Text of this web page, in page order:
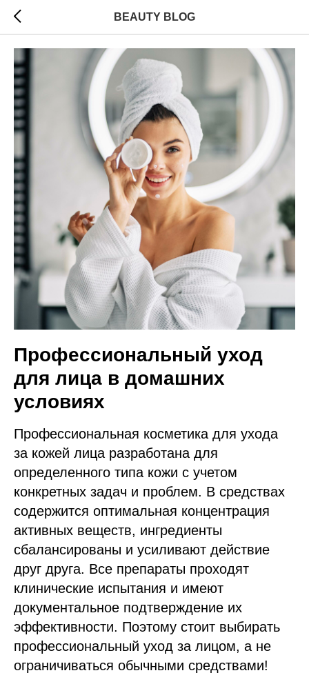
BEAUTY BLOG
Профессиональный уход
для лица в домашних
условиях
Профессиональная косметика для ухода
за кожей лица разработана для
определенного типа кожи с учетом
конкретных задач и проблем. В средствах
содержится оптимальная концентрация
активных веществ, ингредиенты
сбалансированы и усиливают действие
друг друга. Все препараты проходят
клинические испытания и имеют
документальное подтверждение их
эффективности. Поэтому стоит выбирать
профессиональный уход за лицом, а не
ограничиваться обычными средствами!